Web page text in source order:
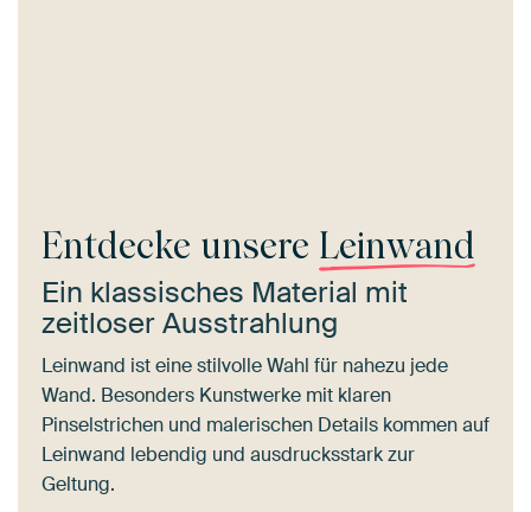
Entdecke unsere Leinwand
Ein klassisches Material mit
zeitloser Ausstrahlung
Leinwand ist eine stilvolle Wahl für nahezu jede
Wand. Besonders Kunstwerke mit klaren
Pinselstrichen und malerischen Details kommen auf
Leinwand lebendig und ausdrucksstark zur
Geltung.